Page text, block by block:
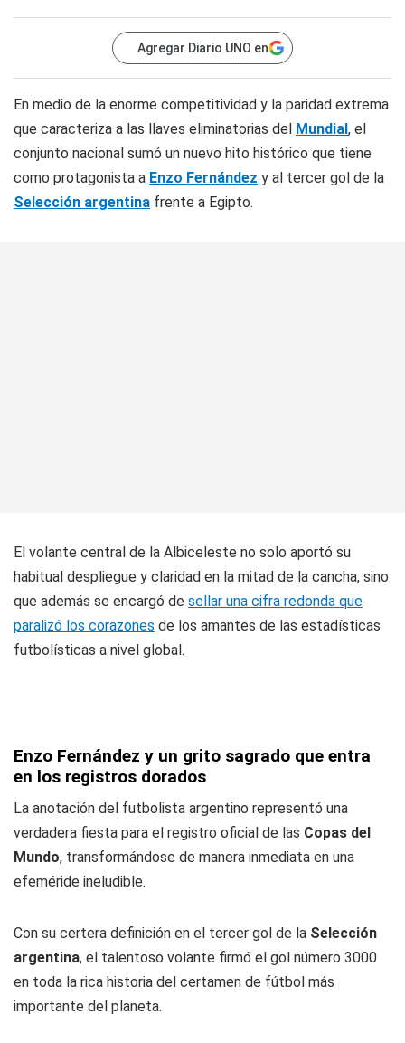
Agregar Diario UNO en
En medio de la enorme competitividad y la paridad extrema
que caracteriza a las llaves eliminatorias del Mundial, el
conjunto nacional sumó un nuevo hito histórico que tiene
como protagonista a Enzo Fernández y al tercer gol de la
Selección argentina frente a Egipto.
El volante central de la Albiceleste no solo aportó su
habitual despliegue y claridad en la mitad de la cancha, sino
que además se encargó de sellar una cifra redonda que
paralizó los corazones de los amantes de las estadísticas
futbolísticas a nivel global.
Enzo Fernández y un grito sagrado que entra
en los registros dorados
La anotación del futbolista argentino representó una
verdadera fiesta para el registro oficial de las Copas del
Mundo, transformándose de manera inmediata en una
efeméride ineludible.
Con su certera definición en el tercer gol de la Selección
argentina, el talentoso volante firmó el gol número 3000
en toda la rica historia del certamen de fútbol más
importante del planeta.